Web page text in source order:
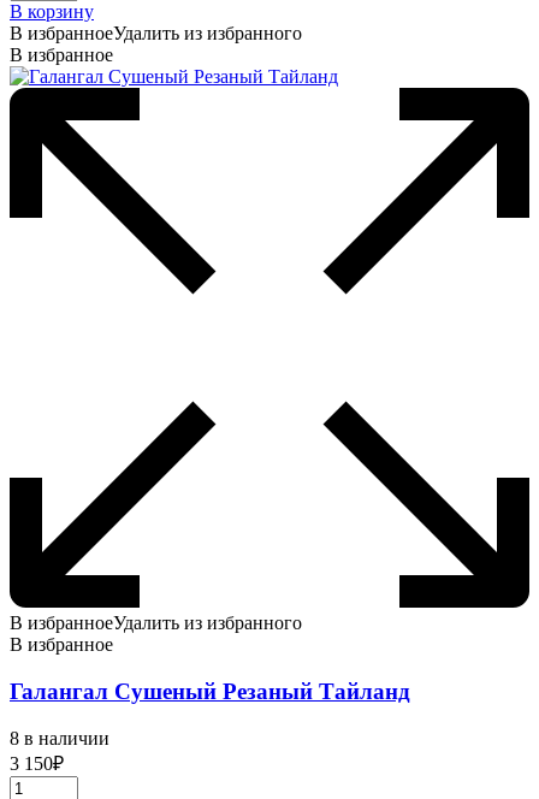
В корзину
В избранноеУдалить из избранного
В избранное
В избранноеУдалить из избранного
В избранное
Галангал Сушеный Резаный Тайланд
8 в наличии
3 150₽